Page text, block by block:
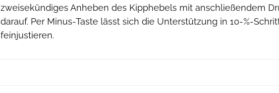
zweisekündiges Anheben des Kipphebels mit anschließendem
darauf. Per Minus-Taste lässt sich die Unterstützung in 10-%-
feinjustieren.